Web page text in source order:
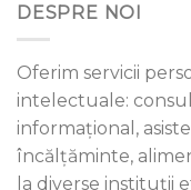
DESPRE NOI
Oferim servicii
intelectuale:
informațional,
încălțăminte,
la diverse instituții